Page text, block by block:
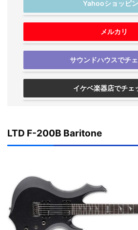
Yahooショッピ
メルカリ
サウンドハウスでチェ
イケベ楽器店でチェ
LTD F-200B Baritone